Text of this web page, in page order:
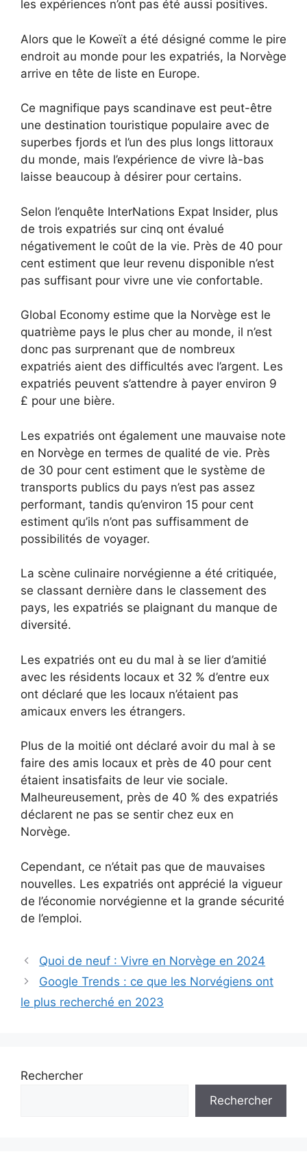
les expériences n’ont pas été aussi positives.
Alors que le Koweït a été désigné comme le pire
endroit au monde pour les expatriés, la Norvège
arrive en tête de liste en Europe.
Ce magnifique pays scandinave est peut-être
une destination touristique populaire avec de
superbes fjords et l’un des plus longs littoraux
du monde, mais l’expérience de vivre là-bas
laisse beaucoup à désirer pour certains.
Selon l’enquête InterNations Expat Insider, plus
de trois expatriés sur cinq ont évalué
négativement le coût de la vie. Près de 40 pour
cent estiment que leur revenu disponible n’est
pas suffisant pour vivre une vie confortable.
Global Economy estime que la Norvège est le
quatrième pays le plus cher au monde, il n’est
donc pas surprenant que de nombreux
expatriés aient des difficultés avec l’argent. Les
expatriés peuvent s’attendre à payer environ 9
£ pour une bière.
Les expatriés ont également une mauvaise note
en Norvège en termes de qualité de vie. Près
de 30 pour cent estiment que le système de
transports publics du pays n’est pas assez
performant, tandis qu’environ 15 pour cent
estiment qu’ils n’ont pas suffisamment de
possibilités de voyager.
La scène culinaire norvégienne a été critiquée,
se classant dernière dans le classement des
pays, les expatriés se plaignant du manque de
diversité.
Les expatriés ont eu du mal à se lier d’amitié
avec les résidents locaux et 32 ​​% d’entre eux
ont déclaré que les locaux n’étaient pas
amicaux envers les étrangers.
Plus de la moitié ont déclaré avoir du mal à se
faire des amis locaux et près de 40 pour cent
étaient insatisfaits de leur vie sociale.
Malheureusement, près de 40 % des expatriés
déclarent ne pas se sentir chez eux en
Norvège.
Cependant, ce n’était pas que de mauvaises
nouvelles. Les expatriés ont apprécié la vigueur
de l’économie norvégienne et la grande sécurité
de l’emploi.
Quoi de neuf : Vivre en Norvège en 2024
Google Trends : ce que les Norvégiens ont
le plus recherché en 2023
Rechercher
Rechercher